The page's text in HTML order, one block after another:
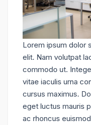
Lorem ipsum dolor
elit. Nam volutpat
commodo ut.
vitae iaculis urna
cursus maximus.
eget luctus mauris
ac rhoncus